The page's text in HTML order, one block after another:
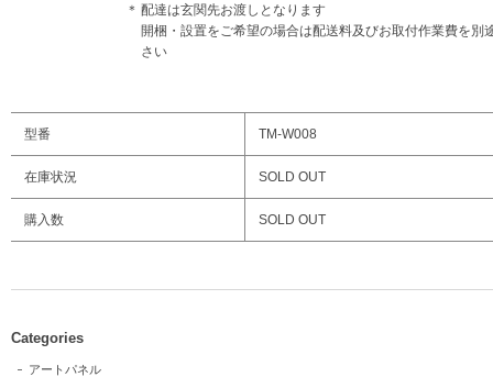
＊ 配達は玄関先お渡しとなります
開梱・設置をご希望の場合は配送料及びお取付作業費を別
さい
型番 TM-W008
在庫状況 SOLD OUT
購入数 SOLD OUT
Categories
アートパネル